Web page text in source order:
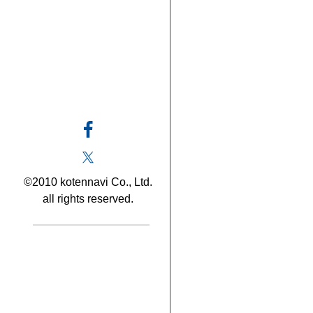
©2010 kotennavi Co., Ltd.
all rights reserved.